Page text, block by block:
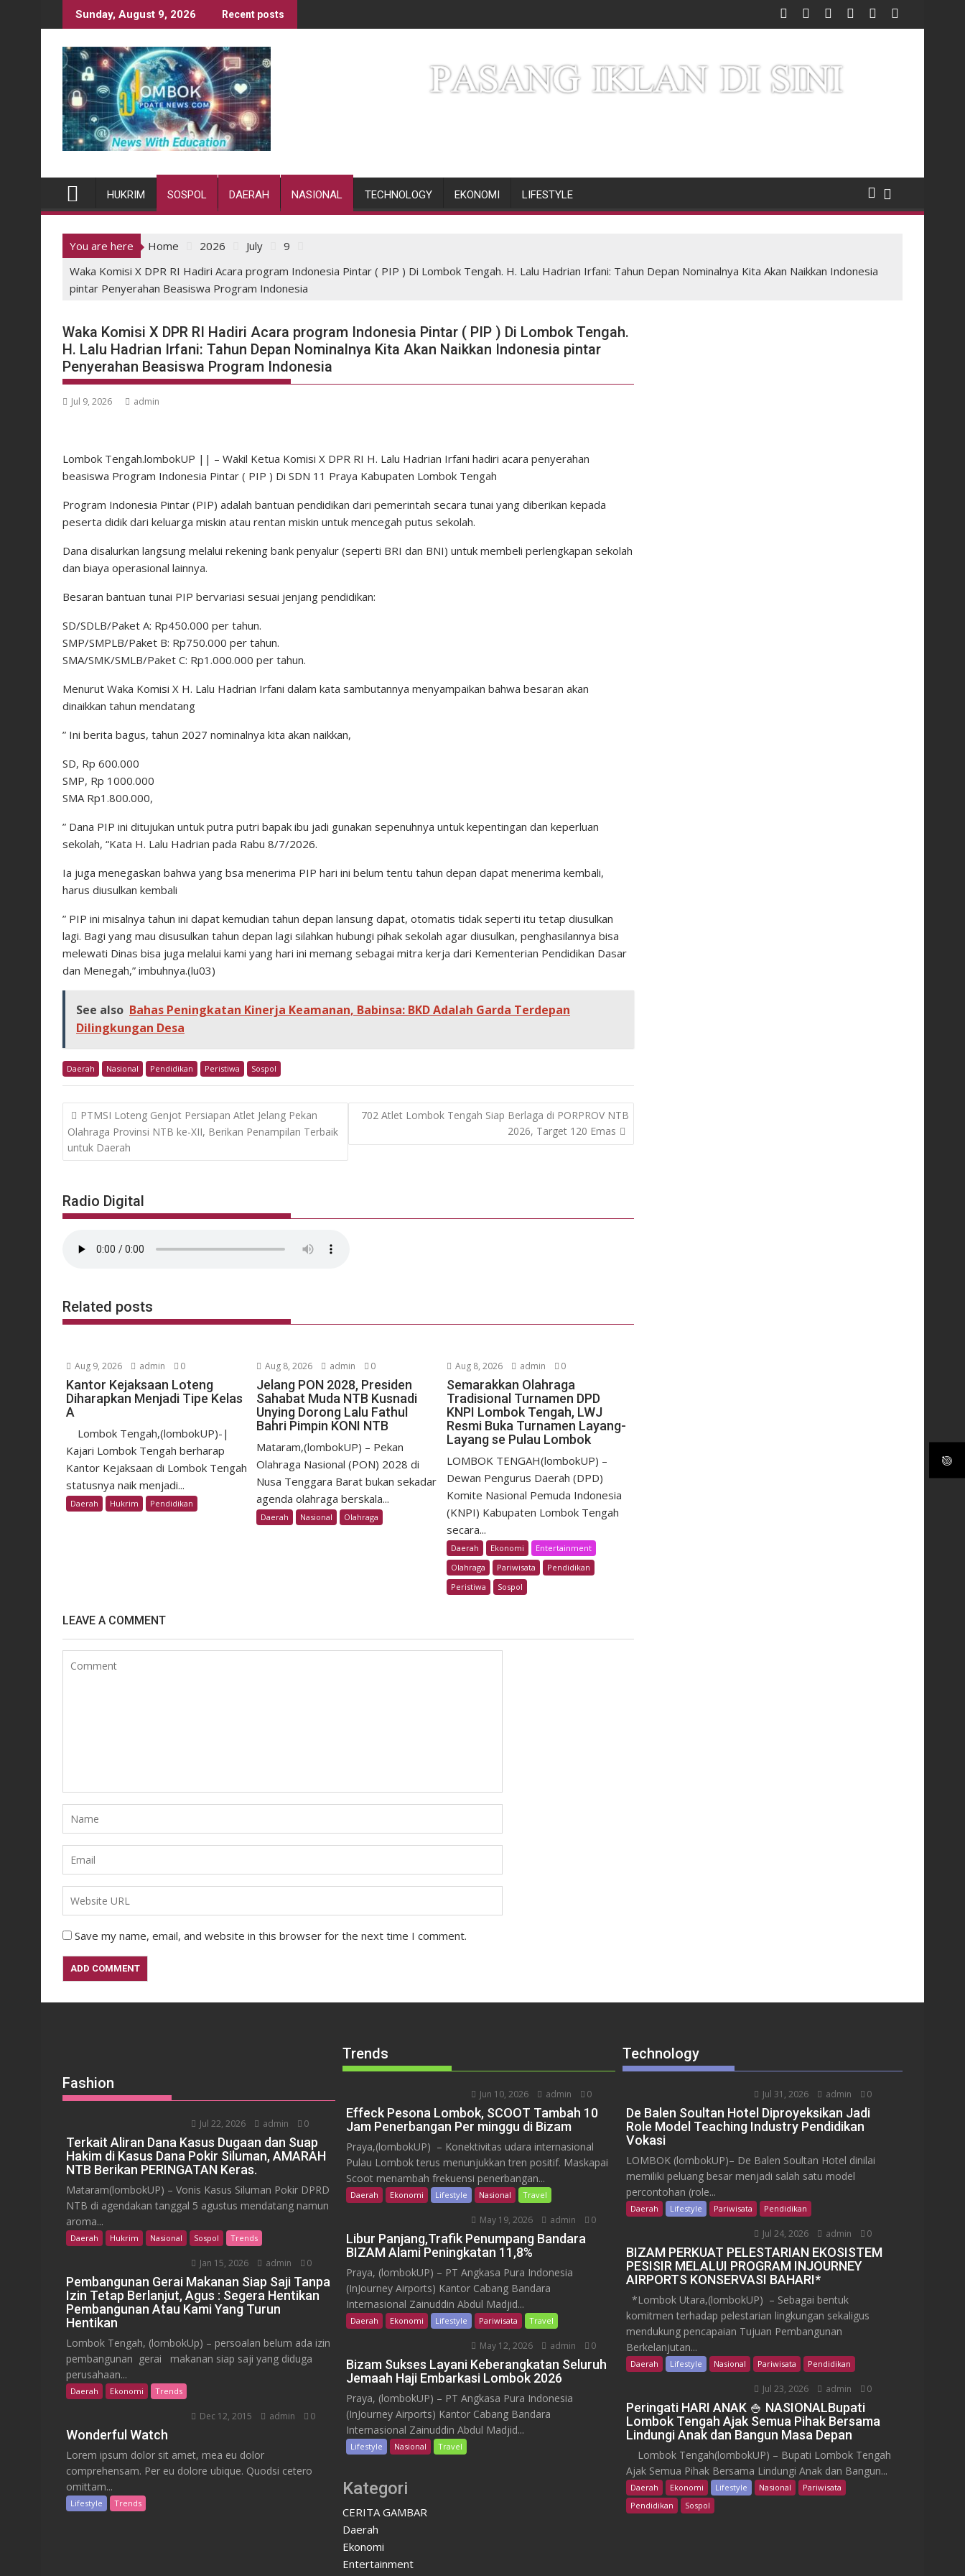
to
Sunday, August 9, 2026 Recent posts
HUKRIM SOSPOL DAERAH NASIONAL TECHNOLOGY EKONOMI LIFESTYLE
You are here Home 2026 July
9
Waka Komisi X DPR RI Hadiri Acara program Indonesia Pintar ( PIP ) Di Lombok Tengah. H. Lalu Hadrian Irfani: Tahun Depan Nominalnya Kita Akan Naikkan Indonesia
pintar Penyerahan Beasiswa Program Indonesia
Waka Komisi X DPR RI Hadiri Acara program Indonesia Pintar ( PIP ) Di Lombok Tengah.
H. Lalu Hadrian Irfani: Tahun Depan Nominalnya Kita Akan Naikkan Indonesia pintar
Penyerahan Beasiswa Program Indonesia
Jul 9, 2026 admin
Lombok Tengah.lombokUP || – Wakil Ketua Komisi X DPR RI H. Lalu Hadrian Irfani hadiri acara penyerahan
beasiswa Program Indonesia Pintar ( PIP ) Di SDN 11 Praya Kabupaten Lombok Tengah
Program Indonesia Pintar (PIP) adalah bantuan pendidikan dari pemerintah secara tunai yang diberikan kepada
peserta didik dari keluarga miskin atau rentan miskin untuk mencegah putus sekolah.
Dana disalurkan langsung melalui rekening bank penyalur (seperti BRI dan BNI) untuk membeli perlengkapan sekolah
dan biaya operasional lainnya.
Besaran bantuan tunai PIP bervariasi sesuai jenjang pendidikan:
SD/SDLB/Paket A: Rp450.000 per tahun.
SMP/SMPLB/Paket B: Rp750.000 per tahun.
SMA/SMK/SMLB/Paket C: Rp1.000.000 per tahun.
Menurut Waka Komisi X H. Lalu Hadrian Irfani dalam kata sambutannya menyampaikan bahwa besaran akan
dinaikkan tahun mendatang
” Ini berita bagus, tahun 2027 nominalnya kita akan naikkan,
SD, Rp 600.000
SMP, Rp 1000.000
SMA Rp1.800.000,
” Dana PIP ini ditujukan untuk putra putri bapak ibu jadi gunakan sepenuhnya untuk kepentingan dan keperluan
sekolah, “Kata H. Lalu Hadrian pada Rabu 8/7/2026.
Ia juga menegaskan bahwa yang bsa menerima PIP hari ini belum tentu tahun depan dapat menerima kembali,
harus diusulkan kembali
” PIP ini misalnya tahun ini dapat kemudian tahun depan lansung dapat, otomatis tidak seperti itu tetap diusulkan
lagi. Bagi yang mau disusulkan tahun depan lagi silahkan hubungi pihak sekolah agar diusulkan, penghasilannya bisa
melewati Dinas bisa juga melalui kami yang hari ini memang sebagai mitra kerja dari Kementerian Pendidikan Dasar
dan Menegah,” imbuhnya.(lu03)
See also Bahas Peningkatan Kinerja Keamanan, Babinsa: BKD Adalah Garda Terdepan
Dilingkungan Desa
Daerah Nasional Pendidikan Peristiwa Sospol
Post
navigation
PTMSI Loteng Genjot Persiapan Atlet Jelang Pekan
Olahraga Provinsi NTB ke-XII, Berikan Penampilan Terbaik
untuk Daerah
702 Atlet Lombok Tengah Siap Berlaga di PORPROV NTB
2026, Target 120 Emas
Radio Digital
Related posts
Aug 9, 2026 admin 0
Kantor Kejaksaan Loteng
Diharapkan Menjadi Tipe Kelas
A
Lombok Tengah,(lombokUP)-|
Kajari Lombok Tengah berharap
Kantor Kejaksaan di Lombok Tengah
statusnya naik menjadi...
Daerah Hukrim Pendidikan
Aug 8, 2026 admin 0
Jelang PON 2028, Presiden
Sahabat Muda NTB Kusnadi
Unying Dorong Lalu Fathul
Bahri Pimpin KONI NTB
Mataram,(lombokUP) – Pekan
Olahraga Nasional (PON) 2028 di
Nusa Tenggara Barat bukan sekadar
agenda olahraga berskala...
Daerah Nasional Olahraga
Aug 8, 2026 admin 0
Semarakkan Olahraga
Tradisional Turnamen DPD
KNPI Lombok Tengah, LWJ
Resmi Buka Turnamen Layang-
Layang se Pulau Lombok
LOMBOK TENGAH(lombokUP) –
Dewan Pengurus Daerah (DPD)
Komite Nasional Pemuda Indonesia
(KNPI) Kabupaten Lombok Tengah
secara...
Daerah Ekonomi
Entertainment
Olahraga
Pariwisata
Pendidikan
Peristiwa
Sospol
LEAVE A COMMENT
Save my name, email, and website in this browser for the next time I comment.
Fashion
Jul 22, 2026 admin 0
Terkait Aliran Dana Kasus Dugaan dan Suap
Hakim di Kasus Dana Pokir Siluman, AMARAH
NTB Berikan PERINGATAN Keras.
Mataram(lombokUP) – Vonis Kasus Siluman Pokir DPRD
NTB di agendakan tanggal 5 agustus mendatang namun
aroma...
Daerah Hukrim Nasional Sospol Trends
Jan 15, 2026 admin 0
Pembangunan Gerai Makanan Siap Saji Tanpa
Izin Tetap Berlanjut, Agus : Segera Hentikan
Pembangunan Atau Kami Yang Turun
Hentikan
Lombok Tengah, (lombokUp) – persoalan belum ada izin
pembangunan gerai makanan siap saji yang diduga
perusahaan...
Daerah Ekonomi Trends
Dec 12, 2015 admin 0
Wonderful Watch
Lorem ipsum dolor sit amet, mea eu dolor
comprehensam. Per eu dolore ubique. Quodsi cetero
omittam...
Lifestyle Trends
Trends
Jun 10, 2026 admin 0
Effeck Pesona Lombok, SCOOT Tambah 10
Jam Penerbangan Per minggu di Bizam
Praya,(lombokUP) – Konektivitas udara internasional
Pulau Lombok terus menunjukkan tren positif. Maskapai
Scoot menambah frekuensi penerbangan...
Daerah Ekonomi Lifestyle Nasional Travel
May 19, 2026 admin 0
Libur Panjang,Trafik Penumpang Bandara
BIZAM Alami Peningkatan 11,8%
Praya, (lombokUP) – PT Angkasa Pura Indonesia
(InJourney Airports) Kantor Cabang Bandara
Internasional Zainuddin Abdul Madjid...
Daerah Ekonomi Lifestyle Pariwisata Travel
May 12, 2026 admin 0
Bizam Sukses Layani Keberangkatan Seluruh
Jemaah Haji Embarkasi Lombok 2026
Praya, (lombokUP) – PT Angkasa Pura Indonesia
(InJourney Airports) Kantor Cabang Bandara
Internasional Zainuddin Abdul Madjid...
Lifestyle Nasional Travel
Kategori
CERITA GAMBAR
Daerah
Ekonomi
Entertainment
Technology
Jul 31, 2026 admin 0
De Balen Soultan Hotel Diproyeksikan Jadi
Role Model Teaching Industry Pendidikan
Vokasi
LOMBOK (lombokUP)– De Balen Soultan Hotel dinilai
memiliki peluang besar menjadi salah satu model
percontohan (role...
Daerah Lifestyle Pariwisata Pendidikan
Jul 24, 2026 admin 0
BIZAM PERKUAT PELESTARIAN EKOSISTEM
PESISIR MELALUI PROGRAM INJOURNEY
AIRPORTS KONSERVASI BAHARI*
*Lombok Utara,(lombokUP) – Sebagai bentuk
komitmen terhadap pelestarian lingkungan sekaligus
mendukung pencapaian Tujuan Pembangunan
Berkelanjutan...
Daerah Lifestyle Nasional Pariwisata Pendidikan
Jul 23, 2026 admin 0
Peringati HARI ANAK 🍚 NASIONALBupati
Lombok Tengah Ajak Semua Pihak Bersama
Lindungi Anak dan Bangun Masa Depan
Lombok Tengah(lombokUP) – Bupati Lombok Tengah
Ajak Semua Pihak Bersama Lindungi Anak dan Bangun...
Daerah Ekonomi Lifestyle Nasional
Pariwisata
Pendidikan
Sospol